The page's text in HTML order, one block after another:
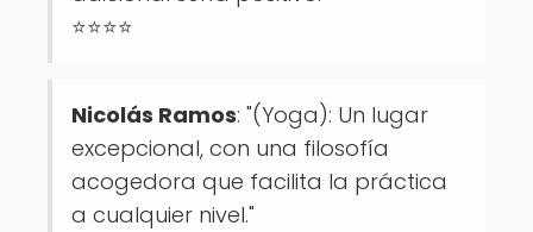
⭐⭐⭐⭐
Nicolás Ramos: "(Yoga): Un lugar
excepcional, con una filosofía
acogedora que facilita la práctica
a cualquier nivel."